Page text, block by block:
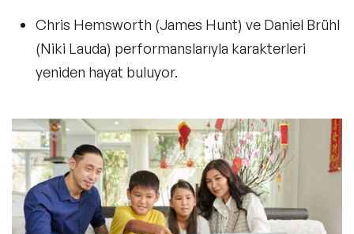
Chris Hemsworth (James Hunt) ve Daniel Brühl
(Niki Lauda) performanslarıyla karakterleri
yeniden hayat buluyor.